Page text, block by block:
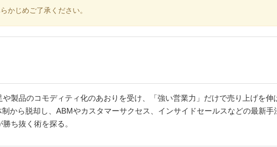
かじめご了承ください。
製品のコモディティ化のあおりを受け、「強い営業力」だけで売り上げを伸
から脱却し、ABMやカスタマーサクセス、インサイドセールスなどの最新手
ち抜く術を探る。